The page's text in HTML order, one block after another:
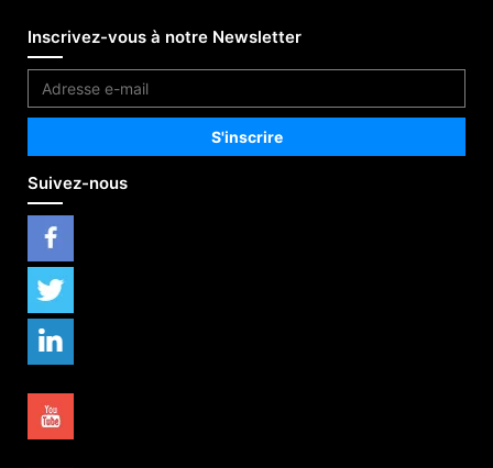
Inscrivez-vous à notre Newsletter
Suivez-nous